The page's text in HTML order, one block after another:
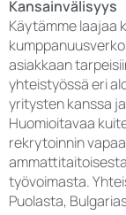
Kansainvälisyys
Käytämme laajaa
asiakkaan
yhteistyössä eri
yritysten kanssa
Huomioitavaa
rekrytoinnin
työvoimasta.
Puolasta,